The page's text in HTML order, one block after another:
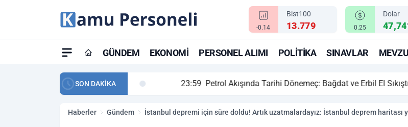
-0.14
Bist100
13.779 0.25
Dolar
47,74
GÜNDEM EKONOMI PERSONEL ALIMI POLITIKA SINAVLAR
SON DAKİKA
maç özeti ve golleri! 23:59 Petrol Akışında Tarihi Dönemeç: Bağdat ve Erbil El Sıkıştı, Enerji
Haberler Gündem İstanbul depremi için süre doldu! Artık uzatmalardayız: İstanbul deprem haritası